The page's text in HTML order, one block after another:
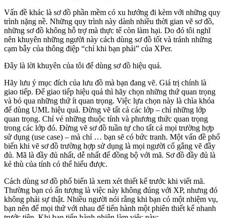
Vấn đề khác là sơ đồ phần mềm có xu hướng đi kèm với những quy
trình nặng nề. Những quy trình này dành nhiều thời gian vẽ sơ đồ,
những sơ đồ không hỗ trợ mà thực tế còn làm hại. Do đó tôi nghĩ
nên khuyên những người này cách dùng sơ đồ tốt và tránh những
cạm bẫy của thông điệp “chỉ khi bạn phải” của XPer.
Đây là lời khuyên của tôi để dùng sơ đồ hiệu quả.
Hãy lưu ý mục đích của lưu đồ mà bạn đang vẽ. Giá trị chính là
giao tiếp. Để giao tiếp hiệu quả thì hãy chọn những thứ quan trọng
và bỏ qua những thứ ít quan trọng. Việc lựa chọn này là chìa khóa
để dùng UML hiệu quả. Đừng vẽ tất cả các lớp – chỉ những lớp
quan trọng. Chỉ vẻ những thuộc tính và phương thức quan trọng
trong các lớp đó. Đừng vẽ sơ đồ tuần tự cho tất cả mọi trường hợp
sử dụng (use case) – mà chỉ … bạn sẽ có bức tranh. Một vấn đề phổ
biến khi vẽ sơ đồ trường hợp sử dụng là mọi người cố gắng vẽ đầy
đủ. Mã là đầy đủ nhất, dễ nhất để đồng bộ với mã. Sơ đồ đầy đủ là
kẻ thù của tính có thể hiểu được.
Cách dùng sơ đồ phổ biến là xem xét thiết kế trước khi viết mã.
Thường bạn có ấn tượng là việc này không đúng với XP, nhưng đó
không phải sự thật. Nhiều người nói rằng khi bạn có một nhiệm vụ,
bạn nên để mọi thứ với nhau để tiến hành một phiên thiết kế nhanh